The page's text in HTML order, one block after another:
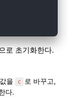
로 초기화한다.
을 c 로 바꾸고,
다.